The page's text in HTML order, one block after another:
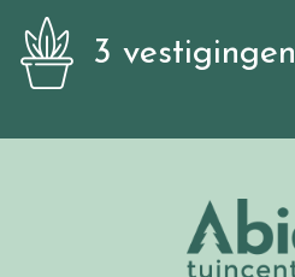
3 vestigingen